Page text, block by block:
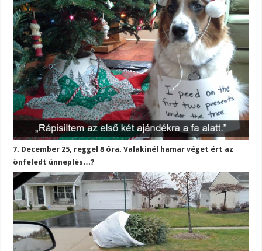
7. December 25, reggel 8 óra. Valakinél hamar véget ért az
önfeledt ünneplés…?